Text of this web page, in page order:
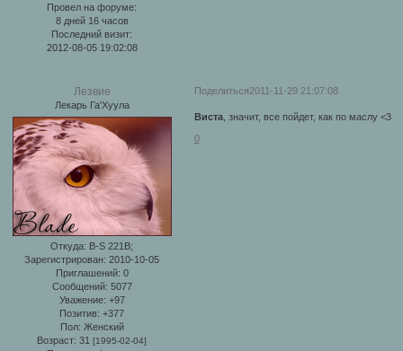
Провел на форуме:
8 дней 16 часов
Последний визит:
2012-08-05 19:02:08
Поделиться2011-11-29 21:07:08
Лезвие
Лекарь Га'Хуула
Откуда: B-S 221B;
Зарегистрирован: 2010-10-05
Приглашений: 0
Сообщений: 5077
Уважение: +97
Позитив: +377
Пол: Женский
Возраст: 31[1995-02-04]
Виста, значит, все пойдет, как по маслу <3
0